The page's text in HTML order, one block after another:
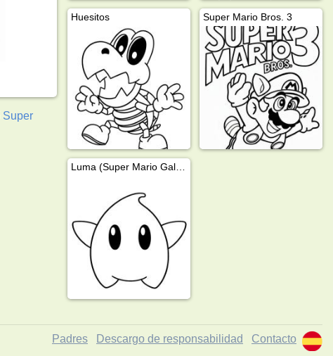
Super
Huesitos Super Mario Bros. 3
Luma (Super Mario Galaxy)
Padres Descargo de responsabilidad Contacto